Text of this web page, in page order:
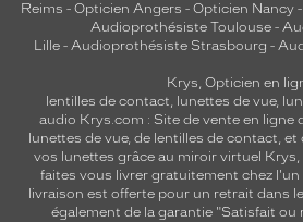
Reims - Opticien Angers - Opticien Nancy -
Audioprothésiste Toulouse-
Lille- Audioprothésiste Strasbourg -
Krys, Opticien en
lentilles de contact, lunettes de vue,
audio Krys.com : Site de vente en ligne
lunettes de vue, de lentilles de contact, et
vos lunettes grâce au miroir virtuel
faites vous livrer gratuitement chez
livraison est offerte pour un retrait dans
également de la garantie "Satisfait ou